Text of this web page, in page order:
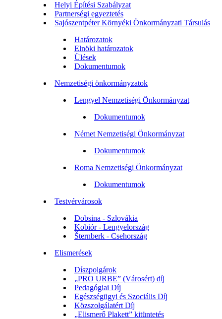
Helyi Építési Szabályzat
Partnerségi egyeztetés
Sajószentpéter Környéki Önkormányzati Társulás
Határozatok
Elnöki határozatok
Ülések
Dokumentumok
Nemzetiségi önkormányzatok
Lengyel Nemzetiségi Önkormányzat
Dokumentumok
Német Nemzetiségi Önkormányzat
Dokumentumok
Roma Nemzetiségi Önkormányzat
Dokumentumok
Testvérvárosok
Dobsina - Szlovákia
Kobiór - Lengyelország
Šternberk - Csehország
Elismerések
Díszpolgárok
„PRO URBE” (Városért) díj
Pedagógiai Díj
Egészségügyi és Szociális Díj
Közszolgálatért Díj
„Elismerő Plakett” kitüntetés